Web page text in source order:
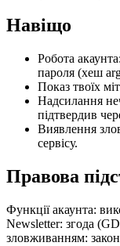
Навіщо
Робота
пароля (хеш
Показ твоїх
Надсилання
підтвердив
Виявлення
сервісу.
Правова
Функції акаунта:
Newsletter: згода
зловживанням: